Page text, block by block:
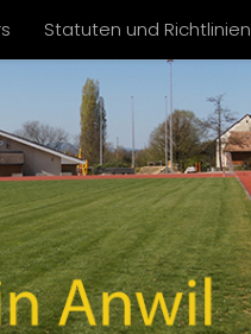
Statuten und Richtlinien